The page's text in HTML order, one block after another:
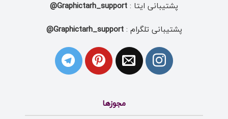
پشتیبانی ایتا : Graphictarh_support@
پشتیبانی تلگرام :Graphictarh_support@
مجوزها